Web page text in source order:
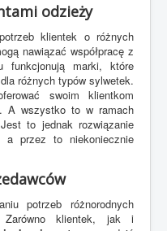
odzieży
klientek o różnych
nawiązać współpracę z
funkcjonują marki, które
różnych typów sylwetek.
swoim klientkom
. A wszystko to w ramach
to jednak rozwiązanie
a przez to niekoniecznie
potrzeb różnorodnych
klientek, jak i